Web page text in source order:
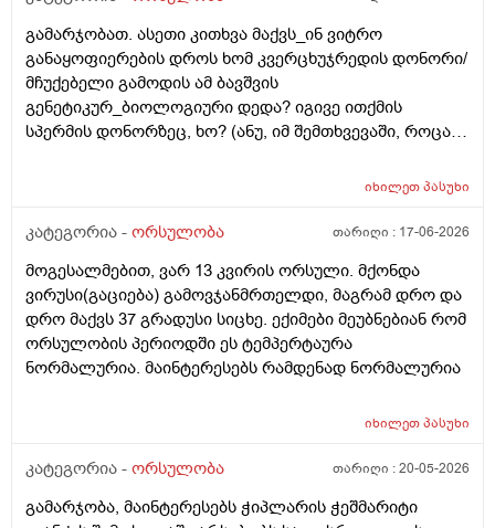
რამდენად გავრცელებულია საქართველოში?
გამარჯობათ. ასეთი კითხვა მაქვს_ინ ვიტრო
განაყოფიერების დროს ხომ კვერცხუჯრედის დონორი/
მჩუქებელი გამოდის ამ ბავშვის
გენეტიკურ_ბიოლოგიური დედა? იგივე ითქმის
სპერმის დონორზეც, ხო? (ანუ, იმ შემთხვევაში, როცა
წყვილი) და კიდევ_თუ მედიცინა აბორტს ჩასახული
როცა ლაბორატორიაში, სინჯარაში
მის მშობლებს?
იხილეთპასუხი
კატეგორია - ორსულობა თარიღი : 17-06-2026
მოგესალმებით, ვარ 13 კვირის ორსული. მქონდა
ვირუსი(გაციება) გამოვჯანმრთელდი, მაგრამ დრო და
დრო მაქვს 37 გრადუსი სიცხე. ექიმები მეუბნებიან რომ
ორსულობის პერიოდში ეს ტემპერტაურა
ნორმალურია. მაინტერესებს რამდენად ნორმალურია
იხილეთპასუხი
კატეგორია - ორსულობა თარიღი :20-05-2026
გამარჯობა, მაინტერესებს ჭიპლარის ჭეშმარიტი